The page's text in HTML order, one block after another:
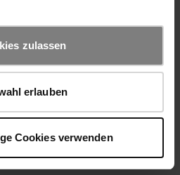
zulassen
erlauben
Cookies verwenden